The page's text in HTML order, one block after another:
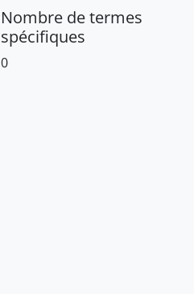
Nombre de termes
spécifiques
0